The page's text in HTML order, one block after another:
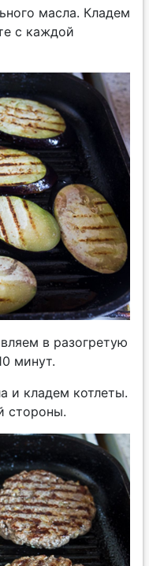
масла. Кладем
с каждой
в разогретую
минут.
и кладем котлеты.
стороны.